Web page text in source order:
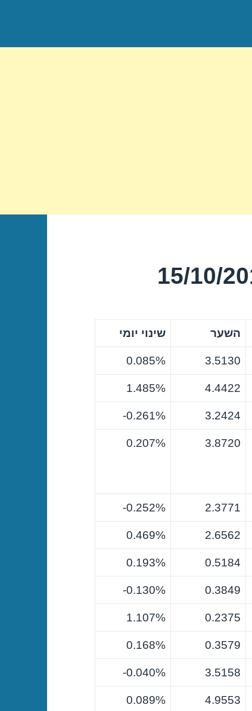
השער שינוי יומי
3.5130
0.085%
4.4422
1.485%
3.2424
0.261%-
3.8720
0.207%
2.3771
0.252%-
2.6562
0.469%
0.5184
0.193%
0.3849
0.130%-
0.2375
1.107%
0.3579
0.168%
3.5158
0.040%-
4.9553
0.089%